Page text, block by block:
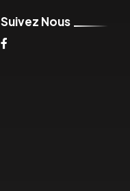
Suivez Nous